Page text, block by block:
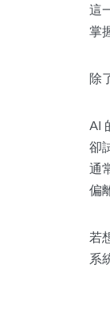
這
掌
除
AI
卻
通
偏
若
系